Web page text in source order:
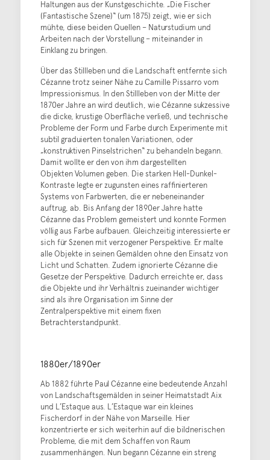
Haltungen aus der Kunstgeschichte. „Die Fischer
(Fantastische Szene)“ (um 1875) zeigt, wie er sich
mühte, diese beiden Quellen – Naturstudium und
Arbeiten nach der Vorstellung – miteinander in
Einklang zu bringen.
Über das Stillleben und die Landschaft entfernte sich
Cézanne trotz seiner Nähe zu Camille Pissarro vom
Impressionismus. In den Stillleben von der Mitte der
1870er Jahre an wird deutlich, wie Cézanne sukzessive
die dicke, krustige Oberfläche verließ, und technische
Probleme der Form und Farbe durch Experimente mit
subtil graduierten tonalen Variationen, oder
„konstruktiven Pinselstrichen“ zu behandeln begann.
Damit wollte er den von ihm dargestellten
Objekten Volumen geben. Die starken Hell-Dunkel-
Kontraste legte er zugunsten eines raffinierteren
Systems von Farbwerten, die er nebeneinander
auftrug, ab. Bis Anfang der 1890er Jahre hatte
Cézanne das Problem gemeistert und konnte Formen
völlig aus Farbe aufbauen. Gleichzeitig interessierte er
sich für Szenen mit verzogener Perspektive. Er malte
alle Objekte in seinen Gemälden ohne den Einsatz von
Licht und Schatten. Zudem ignorierte Cézanne die
Gesetze der Perspektive. Dadurch erreichte er, dass
die Objekte und ihr Verhältnis zueinander wichtiger
sind als ihre Organisation im Sinne der
Zentralperspektive mit einem fixen
Betrachterstandpunkt.
1880er/1890er
Ab 1882 führte Paul Cézanne eine bedeutende Anzahl
von Landschaftsgemälden in seiner Heimatstadt Aix
und L’Estaque aus. L’Estaque war ein kleines
Fischerdorf in der Nähe von Marseille. Hier
konzentrierte er sich weiterhin auf die bildnerischen
Probleme, die mit dem Schaffen von Raum
zusammenhängen. Nun begann Cézanne ein streng